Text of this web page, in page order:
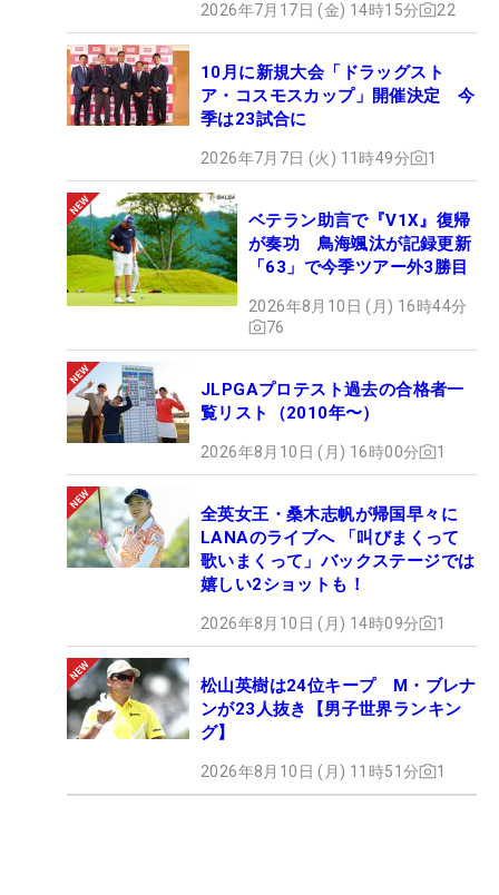
中空の飛び系アイアン『G710』の5番を、ウッドとアイアンセットの間
アイアンは昨年8月の「セガサミーカップ」から投
入したピン『i230』。その初日、実測185ヤードの
16番ホールでは、5番アイアンでいきなりホールイ
ンワンを記録している。「前のモデルに比べて溝が
増えたことでスピン量も増えたし、スピンコントロ
ールもしやすい。ヘッドの形状も少しシャープにな
って操作性も利くので、すごく気に入っていま
す」。今大会の最終日には、最難関の17番パー4で
残り195ヤードのツマ先下がりのラフから、6番アイ
アンで50センチにつけてバーディを奪い、優勝を手
ウェッジも過去3勝と変わらず、52、58、60度のロ
フトバリエーション。58度と60度はロフトピッチが
近いが、フルショットや球を上げる必要がない状況
では58度、グリーン周りなどのボールを上げて止め
たい状況では60度と使い分けている。
2026年7月17日 (金) 14時15分 22
10月に新規大会「ドラッグスト
ア・コスモスカップ」開催決定 今
季は23試合に
2026年7月7日 (火) 11時49分 1
ベテラン助言で『V1X』復帰
が奏功 鳥海颯汰が記録更新
「63」で今季ツアー外3勝目
2026年8月10日 (月) 16時44分
76
JLPGAプロテスト過去の合格者一
覧リスト（2010年〜）
2026年8月10日 (月) 16時00分 1
全英女王・桑木志帆が帰国早々に
LANAのライブへ 「叫びまくって
歌いまくって」バックステージでは
嬉しい2ショットも！
2026年8月10日 (月) 14時09分 1
松山英樹は24位キープ M・ブレナ
ンが23人抜き【男子世界ランキン
グ】
2026年8月10日 (月) 11時51分 1